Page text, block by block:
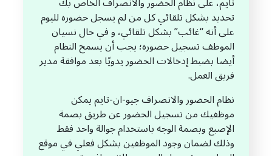
تحديد بشكل تلقائي كل من لم يسجل حضوره لليوم
على أنه “غائب” بشكل تلقائي، و في حال نسيان
الموظف تسجيل حضوره؛ يجب أن يسمح النظام
أيضا بضبط إدخالات الحضور يدويًا بعد موافقة مدير
فريق العمل.
نظام الحضور والانصراف جيو-ان-تايم يمكن
موظفيك من تسجيل الحضور عن طريق بصمة
الإصبع وبصمة الوجه باستخدام جوالة واحد فقط
وذلك لضمان وجود الموظفين بشكل فعلي في موقع